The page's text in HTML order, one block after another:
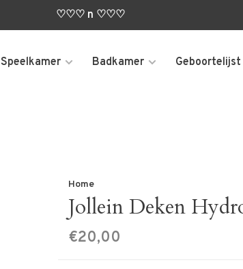
♡♡♡ n ♡♡♡
Speelkamer Badkamer Geboortelijst
Home
Jollein Deken
€20,00